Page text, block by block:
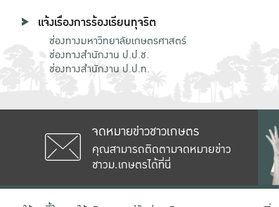
แจ้งเรื่องการร้องเรียนทุจริต
ช่องทางมหาวิทยาลัยเกษตรศาสตร์
ช่องทางสำนักงาน ป.ป.ช.
ช่องทางสำนักงาน ป.ป.ท.
จดหมายข่าวชาวเกษตร
คุณสามารถติดตามจดหมายข่าว
ชาวม.เกษตรได้ที่นี่